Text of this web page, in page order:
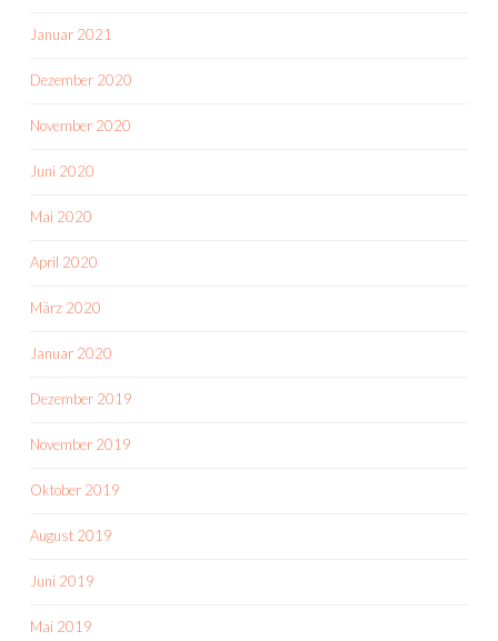
Januar 2021
Dezember 2020
November 2020
Juni 2020
Mai 2020
April 2020
März 2020
Januar 2020
Dezember 2019
November 2019
Oktober 2019
August 2019
Juni 2019
Mai 2019